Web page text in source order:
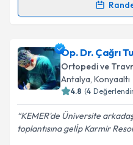
Takvim
Randevu Takvimi
Prof. Dr. Ali Fuat
oluşturun. Size bu
takvim
Op. Dr. Çağrı
Ortopedi ve
Antalya, Konyaaltı
4.8 (4
KEMER'de Üniversite
toplantısına gelİp Karmir